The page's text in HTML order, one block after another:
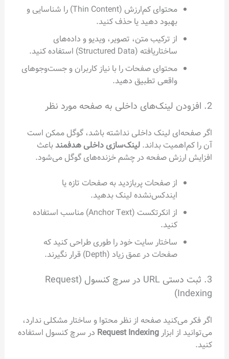
محتوای کم‌ارزش (Thin Content) را شناسایی و
بهبود دهید یا حذف کنید.
از ترکیب متن، تصویر، ویدیو و داده‌های
ساختاریافته (Structured Data) استفاده کنید.
محتوای صفحات را با نیاز کاربران و جست‌وجوهای
واقعی تطبیق دهید.
2. افزودن لینک‌های داخلی به صفحه مورد نظر
اگر صفحه‌ای لینک داخلی نداشته باشد، گوگل ممکن است
آن را کم‌اهمیت بداند. لینک‌سازی داخلی هدفمندباعث
افزایش ارزش صفحه در چشم خزنده‌های گوگل می‌شود.
از صفحات پربازدید به صفحات تازه یا
ایندکس‌نشده لینک بدهید.
از انکرتکست (Anchor Text) مناسب استفاده
کنید.
ساختار سایت خود را طوری طراحی کنید که
صفحات در عمق زیاد (Depth) قرار نگیرند.
3. ثبت دستی URL در سرچ کنسول (Request
Indexing)
اگر فکر می‌کنید صفحه از نظر محتوا و ساختار مشکلی ندارد،
می‌توانید از ابزارRequest Indexing در سرچ کنسول استفاده
کنید.